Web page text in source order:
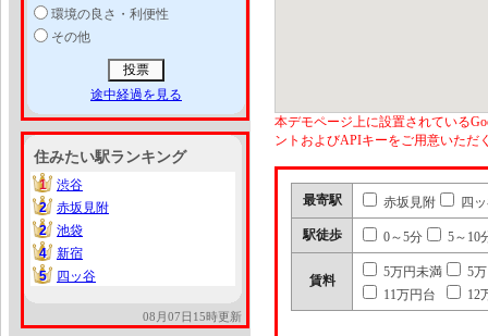
環境の良さ・利便性
その他
途中経過を見る
住みたい駅ランキング
1
1
渋谷
2
2
赤坂見附
2
2
池袋
4
4
新宿
5
5 四ッ谷
08月07日15時更新
本デモページ上に設置されている
ントおよびAPIキーをご用意いただ
最寄駅 赤坂見附 四
駅徒歩 0～5分 5～10
賃料
5万円未満
5
11万円台
12